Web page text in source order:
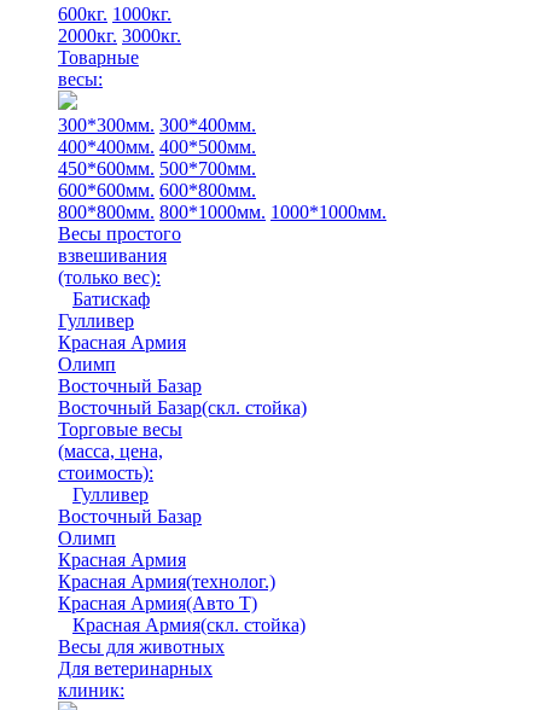
600кг. 1000кг.
2000кг. 3000кг.
Товарные
весы:
300*300мм. 300*400мм.
400*400мм. 400*500мм.
450*600мм. 500*700мм.
600*600мм. 600*800мм.
800*800мм. 800*1000мм. 1000*1000мм.
Весы простого
взвешивания
(только вес):
Батискаф
Гулливер
Красная Армия
Олимп
Восточный Базар
Восточный Базар(скл. стойка)
Торговые весы
(масса, цена,
стоимость):
Гулливер
Восточный Базар
Олимп
Красная Армия
Красная Армия(технолог.)
Красная Армия(Авто Т)
Красная Армия(скл. стойка)
Весы для животных
Для ветеринарных
клиник: